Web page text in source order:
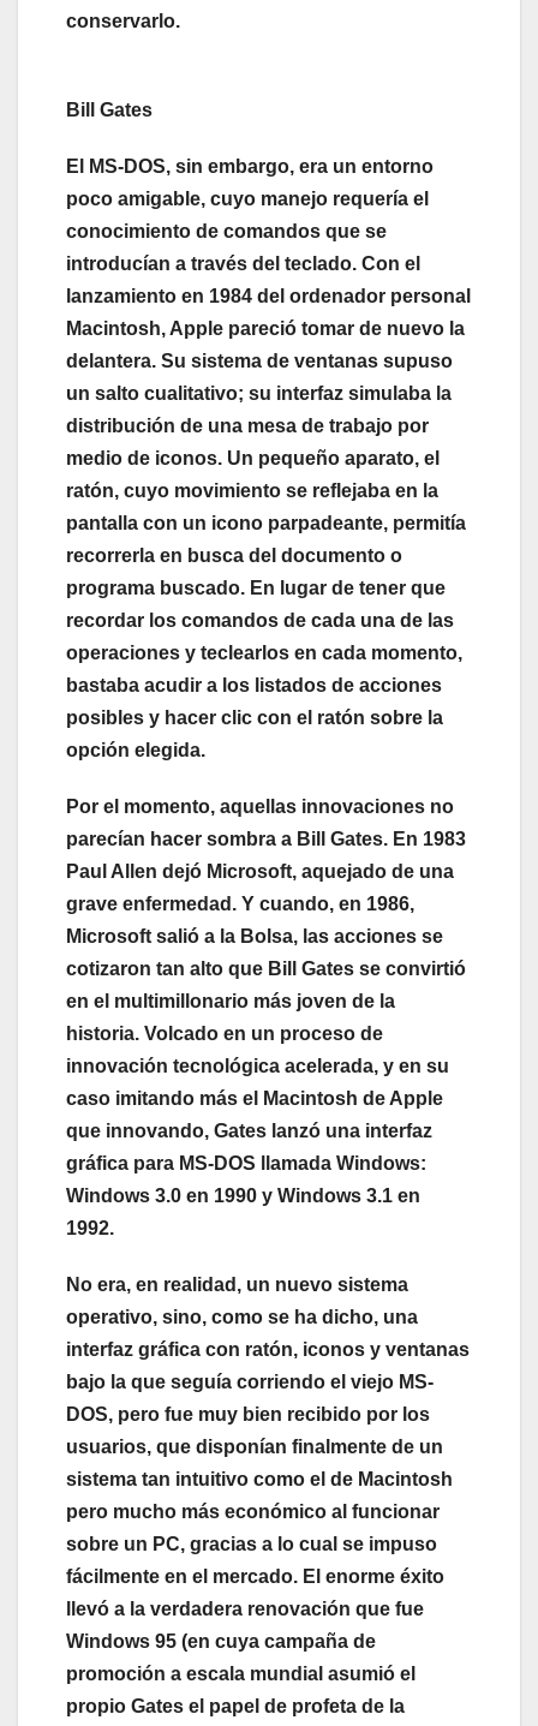
conservarlo.
Bill Gates
El MS-DOS, sin embargo, era un entorno
poco amigable, cuyo manejo requería el
conocimiento de comandos que se
introducían a través del teclado. Con el
lanzamiento en 1984 del ordenador personal
Macintosh, Apple pareció tomar de nuevo la
delantera. Su sistema de ventanas supuso
un salto cualitativo; su interfaz simulaba la
distribución de una mesa de trabajo por
medio de iconos. Un pequeño aparato, el
ratón, cuyo movimiento se reflejaba en la
pantalla con un icono parpadeante, permitía
recorrerla en busca del documento o
programa buscado. En lugar de tener que
recordar los comandos de cada una de las
operaciones y teclearlos en cada momento,
bastaba acudir a los listados de acciones
posibles y hacer clic con el ratón sobre la
opción elegida.
Por el momento, aquellas innovaciones no
parecían hacer sombra a Bill Gates. En 1983
Paul Allen dejó Microsoft, aquejado de una
grave enfermedad. Y cuando, en 1986,
Microsoft salió a la Bolsa, las acciones se
cotizaron tan alto que Bill Gates se convirtió
en el multimillonario más joven de la
historia. Volcado en un proceso de
innovación tecnológica acelerada, y en su
caso imitando más el Macintosh de Apple
que innovando, Gates lanzó una interfaz
gráfica para MS-DOS llamada Windows:
Windows 3.0 en 1990 y Windows 3.1 en
1992.
No era, en realidad, un nuevo sistema
operativo, sino, como se ha dicho, una
interfaz gráfica con ratón, iconos y ventanas
bajo la que seguía corriendo el viejo MS-
DOS, pero fue muy bien recibido por los
usuarios, que disponían finalmente de un
sistema tan intuitivo como el de Macintosh
pero mucho más económico al funcionar
sobre un PC, gracias a lo cual se impuso
fácilmente en el mercado. El enorme éxito
llevó a la verdadera renovación que fue
Windows 95 (en cuya campaña de
promoción a escala mundial asumió el
propio Gates el papel de profeta de la